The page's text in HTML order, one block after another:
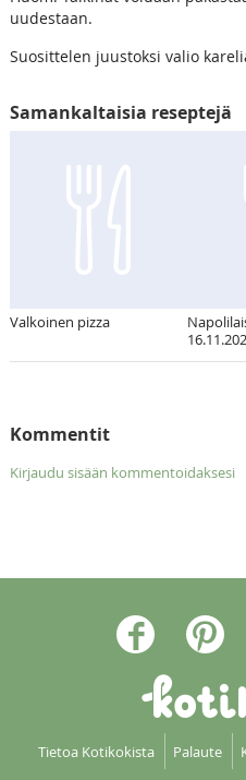
uudestaan.
Suosittelen juustoksi valio
Samankaltaisia reseptejä
Valkoinen pizza
Kommentit
Kirjaudu sisään kommentoidaksesi
Tietoa Kotikokista Palaute